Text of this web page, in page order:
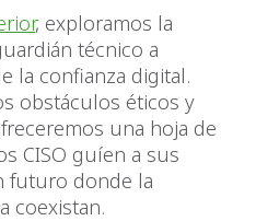
, exploramos la
técnico a
la confianza digital.
obstáculos éticos y
una hoja de
CISO guíen a sus
futuro donde la
coexistan.